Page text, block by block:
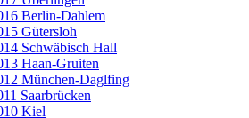
Berlin-Dahlem
Gütersloh
Schwäbisch Hall
Haan-Gruiten
München-Daglfing
Saarbrücken
Kiel